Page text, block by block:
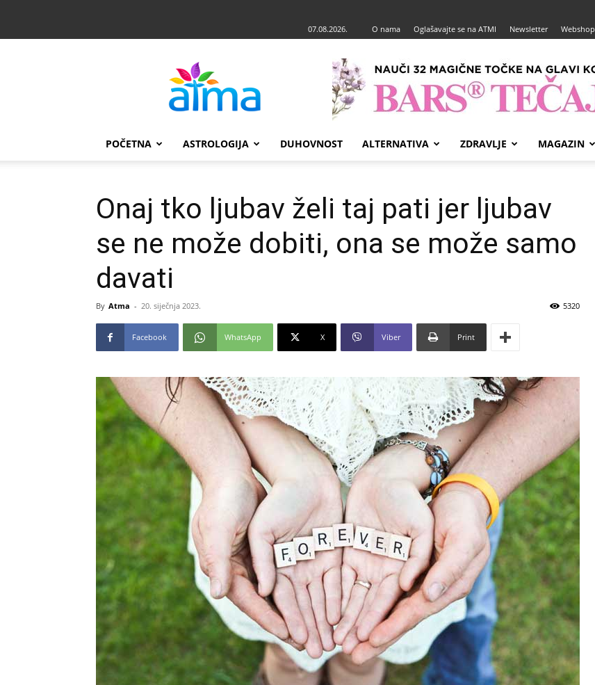
07.08.2026. O nama Oglašavajte se na ATMI Newsletter Webshop
POČETNA ASTROLOGIJA DUHOVNOST ALTERNATIVA ZDRAVLJE MAGAZIN
Onaj tko ljubav želi taj pati jer ljubav
se ne može dobiti, ona se može samo
davati
By Atma - 20. siječnja 2023. 5320
Facebook WhatsApp X Viber Print